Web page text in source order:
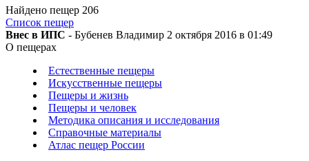
Найдено пещер 206
Список пещер
Внес в ИПС - Бубенев Владимир 2 октября 2016 в 01:49
О пещерах
Естественные пещеры
Искусственные пещеры
Пещеры и жизнь
Пещеры и человек
Методика описания и исследования
Справочные материалы
Атлас пещер России